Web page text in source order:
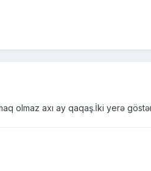
olmaz axı ay qaqaş.İki yerə